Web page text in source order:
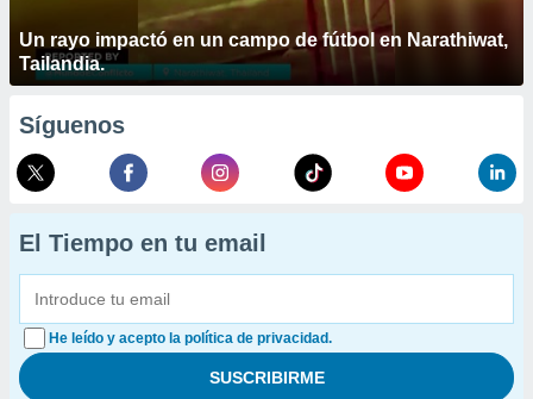
Un rayo impactó en un campo de fútbol en Narathiwat,
Tailandia.
Síguenos
El Tiempo en tu email
He leído y acepto la política de privacidad.